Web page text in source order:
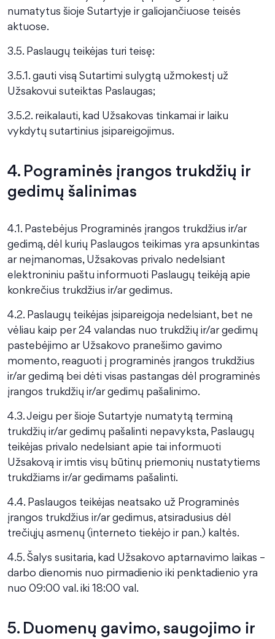
numatytus šioje Sutartyje ir galiojančiuose teisės
aktuose.
3.5. Paslaugų teikėjas turi teisę:
3.5.1. gauti visą Sutartimi sulygtą užmokestį už
Užsakovui suteiktas Paslaugas;
3.5.2. reikalauti, kad Užsakovas tinkamai ir laiku
vykdytų sutartinius įsipareigojimus.
4. Pograminės įrangos trukdžių ir
gedimų šalinimas
4.1. Pastebėjus Programinės įrangos trukdžius ir/ar
gedimą, dėl kurių Paslaugos teikimas yra apsunkintas
ar neįmanomas, Užsakovas privalo nedelsiant
elektroniniu paštu informuoti Paslaugų teikėją apie
konkrečius trukdžius ir/ar gedimus.
4.2. Paslaugų teikėjas įsipareigoja nedelsiant, bet ne
vėliau kaip per 24 valandas nuo trukdžių ir/ar gedimų
pastebėjimo ar Užsakovo pranešimo gavimo
momento, reaguoti į programinės įrangos trukdžius
ir/ar gedimą bei dėti visas pastangas dėl programinės
įrangos trukdžių ir/ar gedimų pašalinimo.
4.3. Jeigu per šioje Sutartyje numatytą terminą
trukdžių ir/ar gedimų pašalinti nepavyksta, Paslaugų
teikėjas privalo nedelsiant apie tai informuoti
Užsakovą ir imtis visų būtinų priemonių nustatytiems
trukdžiams ir/ar gedimams pašalinti.
4.4. Paslaugos teikėjas neatsako už Programinės
įrangos trukdžius ir/ar gedimus, atsiradusius dėl
trečiųjų asmenų (interneto tiekėjo ir pan.) kaltės.
4.5. Šalys susitaria, kad Užsakovo aptarnavimo laikas –
darbo dienomis nuo pirmadienio iki penktadienio yra
nuo 09:00 val. iki 18:00 val.
5. Duomenų gavimo, saugojimo ir